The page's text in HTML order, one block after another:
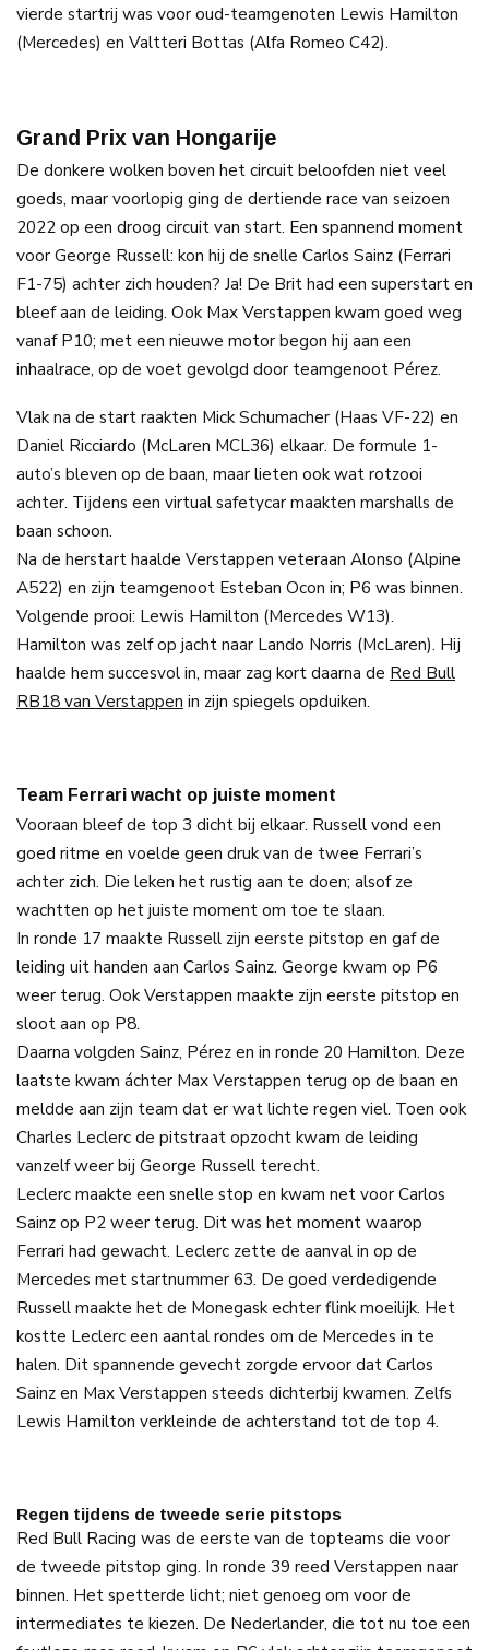
vierde startrij was voor oud-teamgenoten Lewis Hamilton
(Mercedes) en Valtteri Bottas (Alfa Romeo C42).
Grand Prix van Hongarije
De donkere wolken boven het circuit beloofden niet veel
goeds, maar voorlopig ging de dertiende race van seizoen
2022 op een droog circuit van start. Een spannend moment
voor George Russell: kon hij de snelle Carlos Sainz (Ferrari
F1-75) achter zich houden? Ja! De Brit had een superstart en
bleef aan de leiding. Ook Max Verstappen kwam goed weg
vanaf P10; met een nieuwe motor begon hij aan een
inhaalrace, op de voet gevolgd door teamgenoot Pérez.
Vlak na de start raakten Mick Schumacher (Haas VF-22) en
Daniel Ricciardo (McLaren MCL36) elkaar. De formule 1-
auto’s bleven op de baan, maar lieten ook wat rotzooi
achter. Tijdens een virtual safetycar maakten marshalls de
baan schoon.
Na de herstart haalde Verstappen veteraan Alonso (Alpine
A522) en zijn teamgenoot Esteban Ocon in; P6 was binnen.
Volgende prooi: Lewis Hamilton (Mercedes W13).
Hamilton was zelf op jacht naar Lando Norris (McLaren). Hij
haalde hem succesvol in, maar zag kort daarna de Red Bull
RB18 van Verstappen in zijn spiegels opduiken.
Team Ferrari wacht op juiste moment
Vooraan bleef de top 3 dicht bij elkaar. Russell vond een
goed ritme en voelde geen druk van de twee Ferrari’s
achter zich. Die leken het rustig aan te doen; alsof ze
wachtten op het juiste moment om toe te slaan.
In ronde 17 maakte Russell zijn eerste pitstop en gaf de
leiding uit handen aan Carlos Sainz. George kwam op P6
weer terug. Ook Verstappen maakte zijn eerste pitstop en
sloot aan op P8.
Daarna volgden Sainz, Pérez en in ronde 20 Hamilton. Deze
laatste kwam áchter Max Verstappen terug op de baan en
meldde aan zijn team dat er wat lichte regen viel. Toen ook
Charles Leclerc de pitstraat opzocht kwam de leiding
vanzelf weer bij George Russell terecht.
Leclerc maakte een snelle stop en kwam net voor Carlos
Sainz op P2 weer terug. Dit was het moment waarop
Ferrari had gewacht. Leclerc zette de aanval in op de
Mercedes met startnummer 63. De goed verdedigende
Russell maakte het de Monegask echter flink moeilijk. Het
kostte Leclerc een aantal rondes om de Mercedes in te
halen. Dit spannende gevecht zorgde ervoor dat Carlos
Sainz en Max Verstappen steeds dichterbij kwamen. Zelfs
Lewis Hamilton verkleinde de achterstand tot de top 4.
Regen tijdens de tweede serie pitstops
Red Bull Racing was de eerste van de topteams die voor
de tweede pitstop ging. In ronde 39 reed Verstappen naar
binnen. Het spetterde licht; niet genoeg om voor de
intermediates te kiezen. De Nederlander, die tot nu toe een